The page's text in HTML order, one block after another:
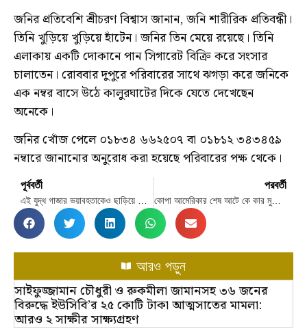
জনির প্রতিবেশি শ্রীচরণ বিশ্বাস জানান, জনি শারীরিক প্রতিবন্ধী।
তিনি খুড়িয়ে খুড়িয়ে হাঁটেন। জনির তিন মেয়ে রয়েছে। তিনি
এলাকায় একটি দোকানে পান সিগারেট বিক্রি করে সংসার
চালাতেন। রোববার দুপুরে পরিবারের সাথে ঝগড়া করে জনিকে
এক নম্বর বাসে উঠে কালুরঘাটের দিকে যেতে দেখেছেন
অনেকে।
জনির খোঁজ পেলে ০১৮৩৪ ৬৬২৫০৭ বা ০১৮১২ ৩৪৩৪৫৯
নম্বারে জানানোর অনুরোধ করা হয়েছে পরিবারের পক্ষ থেকে।
পূর্ববর্তী
এই যুদ্ধ গাজার ভয়াবহতাকেও ছাড়িয়ে যেতে পারে
পরবর্তী
কোপা আমেরিকার শেষ আটে কে কার মুখোমুখি
আরও পড়ুন
সাইফুজ্জামান চৌধুরী ও রুকমীলা জামানসহ ৩৬ জনের
বিরুদ্ধে ইউসিবি’র ২৫ কোটি টাকা আত্মসাতের মামলা:
আরও ২ সাক্ষীর সাক্ষ্যগ্রহণ